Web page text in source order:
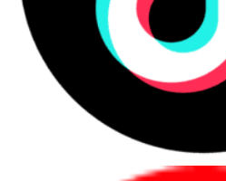
Danh sách nhóm khách hàng
Người dùng cá
việc, họp online
Nhân sự văn
cho email, bảng
mềm nội bộ.
Quản lý, lãnh